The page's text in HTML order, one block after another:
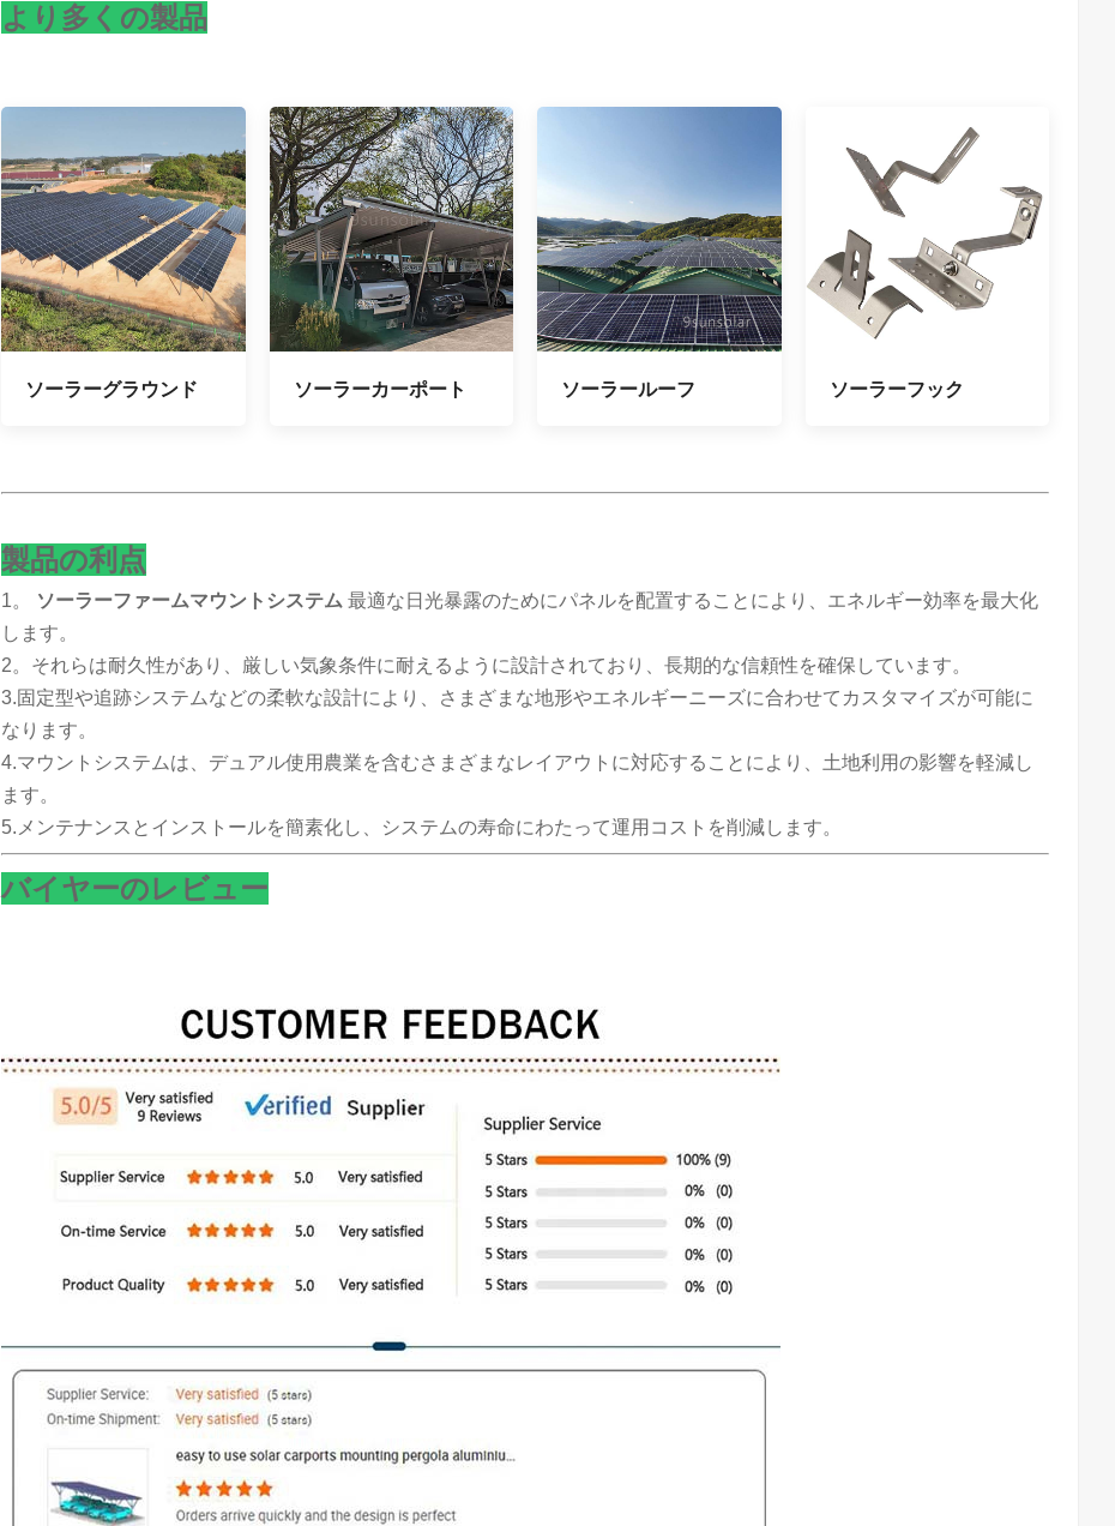
より多くの製品
ソーラーグラウンド ソーラーカーポート ソーラールーフ ソーラーフック
製品の利点
1。 ソーラーファームマウントシステム最適な日光暴露のためにパネルを配置することにより、エネルギー効率を最大化
します。
2。それらは耐久性があり、厳しい気象条件に耐えるように設計されており、長期的な信頼性を確保しています。
3.固定型や追跡システムなどの柔軟な設計により、さまざまな地形やエネルギーニーズに合わせてカスタマイズが可能に
なります。
4.マウントシステムは、デュアル使用農業を含むさまざまなレイアウトに対応することにより、土地利用の影響を軽減し
ます。
5.メンテナンスとインストールを簡素化し、システムの寿命にわたって運用コストを削減します。
バイヤーのレビュー